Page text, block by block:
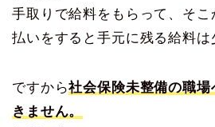
手取りで給料をもらって、そ
払いをすると手元に残る給料は
ですから社会保険未整備の職
きません。